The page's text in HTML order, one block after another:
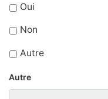
Oui
Non
Autre
Autre